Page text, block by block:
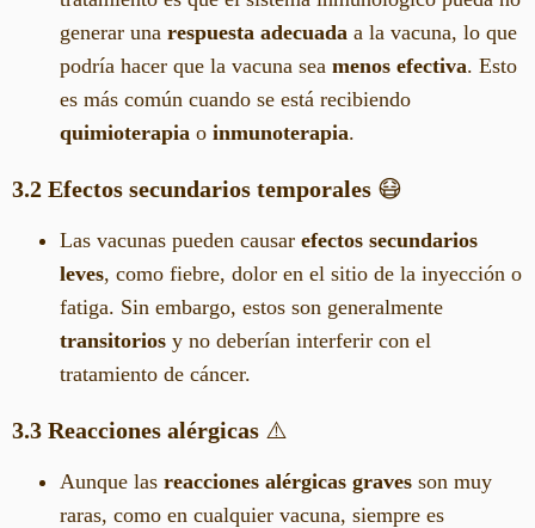
generar una respuesta adecuada a la vacuna, lo que
podría hacer que la vacuna sea menos efectiva. Esto
es más común cuando se está recibiendo
quimioterapia o inmunoterapia.
3.2 Efectos secundarios temporales 😷
Las vacunas pueden causar efectos secundarios
leves, como fiebre, dolor en el sitio de la inyección o
fatiga. Sin embargo, estos son generalmente
transitorios y no deberían interferir con el
tratamiento de cáncer.
3.3 Reacciones alérgicas ⚠️
Aunque las reacciones alérgicas graves son muy
raras, como en cualquier vacuna, siempre es